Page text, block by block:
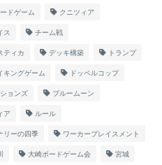
ドゲーム クニツィア
ス チーム戦
ティカ デッキ構築 トランプ
キングゲーム ドッペルコップ
ョンズ ブルームーン
ア ルール
リーの四季 ワーカープレイスメント
大崎ボードゲーム会 宮城